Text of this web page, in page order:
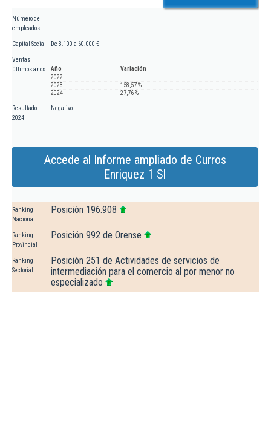
Número de
empleados
Capital Social De 3.100 a 60.000 €
Ventas
últimos años
Año
Variación
2022
2023
158,57 %
2024
27,76 %
Resultado
2024
Negativo
Accede al Informe ampliado de Curros
Enriquez 1 Sl
Ranking
Nacional
Posición 196.908
Ranking
Provincial
Posición 992 de Orense
Ranking
Sectorial
Posición 251 de Actividades de servicios de
intermediación para el comercio al por menor no
especializado